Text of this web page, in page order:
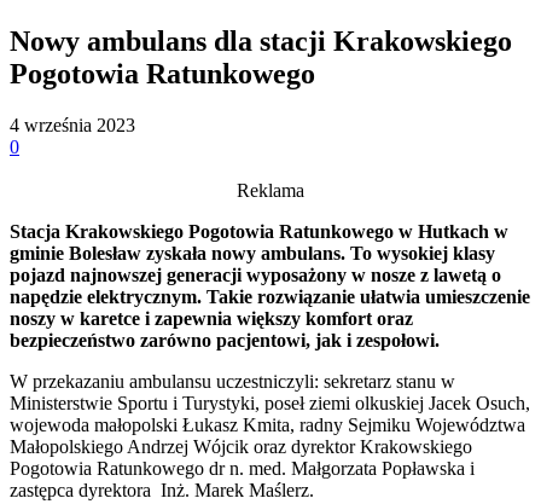
Nowy ambulans dla stacji Krakowskiego
Pogotowia Ratunkowego
4 września 2023
0
Reklama
Stacja Krakowskiego Pogotowia Ratunkowego w Hutkach w
gminie Bolesław zyskała nowy ambulans. To wysokiej klasy
pojazd najnowszej generacji wyposażony w nosze z lawetą o
napędzie elektrycznym. Takie rozwiązanie ułatwia umieszczenie
noszy w karetce i zapewnia większy komfort oraz
bezpieczeństwo zarówno pacjentowi, jak i zespołowi.
W przekazaniu ambulansu uczestniczyli: sekretarz stanu w
Ministerstwie Sportu i Turystyki, poseł ziemi olkuskiej Jacek Osuch,
wojewoda małopolski Łukasz Kmita, radny Sejmiku Województwa
Małopolskiego Andrzej Wójcik oraz dyrektor Krakowskiego
Pogotowia Ratunkowego dr n. med. Małgorzata Popławska i
zastępca dyrektora Inż. Marek Maślerz.